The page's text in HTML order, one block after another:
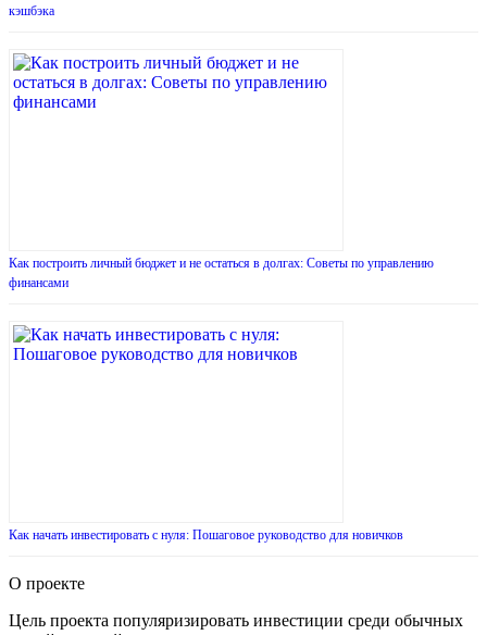
кэшбэка
Как построить личный бюджет и не остаться в долгах: Советы по управлению
финансами
Как начать инвестировать с нуля: Пошаговое руководство для новичков
О проекте
Цель проекта популяризировать инвестиции среди обычных